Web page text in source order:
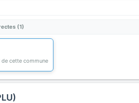
(1)
cette commune